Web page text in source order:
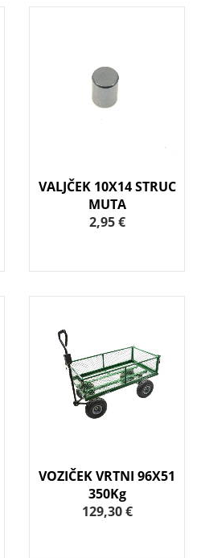
VALJČEK 10X14 STRUC
MUTA
2,95 €
VOZIČEK VRTNI 96X51
350Kg
129,30 €